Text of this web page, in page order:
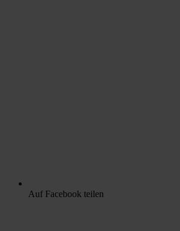
Auf Facebook teilen